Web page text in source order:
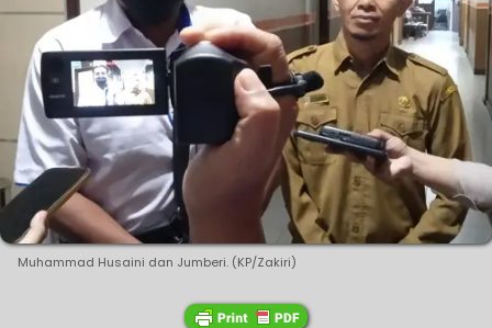
Muhammad Husaini dan Jumberi. (KP/Zakiri)